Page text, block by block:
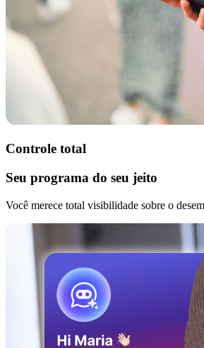
Controle total
Seu programa do seu jeito
Você merece total visibilidade sobre o